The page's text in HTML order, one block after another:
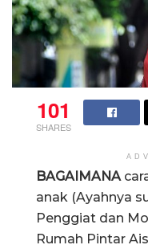
101
SHARES
BAGAIMANA
anak (Ayahnya
Penggiat dan
Rumah Pintar